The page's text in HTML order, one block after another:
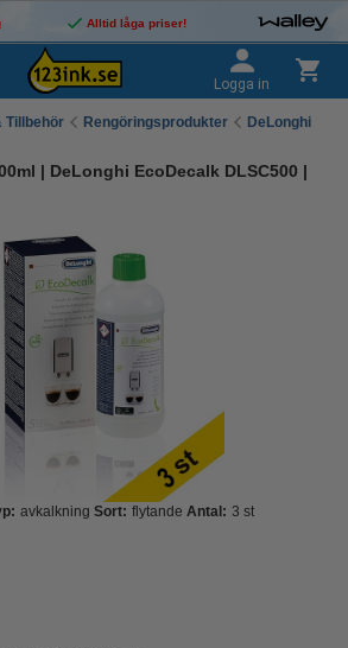
Alltid låga priser!
Logga in
Tillbehör Rengöringsprodukter DeLonghi
| DeLonghi EcoDecalk DLSC500 |
avkalkning Sort: flytande Antal: 3 st